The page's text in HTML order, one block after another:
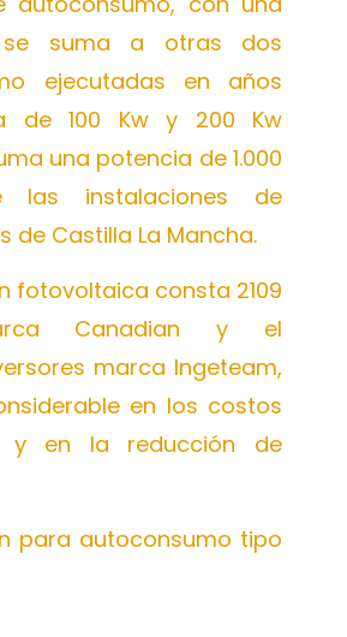
suma a otras dos
ejecutadas en años
de 100 Kw y 200 Kw
una potencia de 1.000
las instalaciones de
Castilla La Mancha.
fotovoltaica consta 2109
Canadian y el
marca Ingeteam,
en los costos
y en la reducción de
para autoconsumo tipo